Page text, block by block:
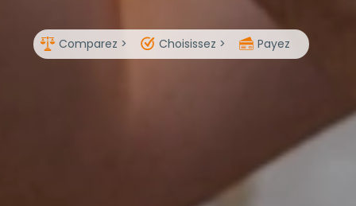
Comparez > Choisissez > Payez